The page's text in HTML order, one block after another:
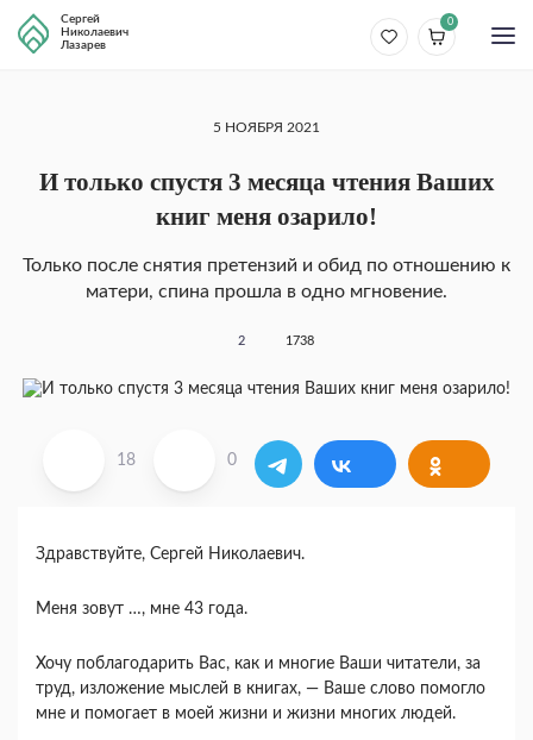
Сергей
Николаевич
Лазарев
0
5 НОЯБРЯ 2021
И только спустя 3 месяца чтения Ваших
книг меня озарило!
Только после снятия претензий и обид по отношению к
матери, спина прошла в одно мгновение.
2 1738
18 0
Здравствуйте, Сергей Николаевич.
Меня зовут …, мне 43 года.
Хочу поблагодарить Вас, как и многие Ваши читатели, за
труд, изложение мыслей в книгах, — Ваше слово помогло
мне и помогает в моей жизни и жизни многих людей.